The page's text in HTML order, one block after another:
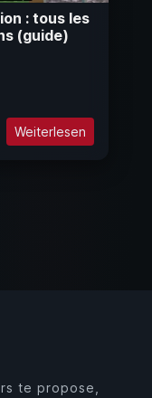
: tous les
(guide)
Weiterlesen
te propose,